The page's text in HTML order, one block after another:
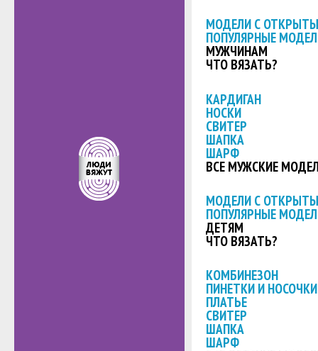
МОДЕЛИ С
ПОПУЛЯРНЫЕ
МУЖЧИНАМ
ЧТО ВЯЗАТЬ?
КАРДИГАН
НОСКИ
СВИТЕР
ШАПКА
ШАРФ
ВСЕ МУЖСКИЕ
МОДЕЛИ С
ПОПУЛЯРНЫЕ
ДЕТЯМ
ЧТО ВЯЗАТЬ?
КОМБИНЕЗОН
ПИНЕТКИ И НОСОЧКИ
ПЛАТЬЕ
СВИТЕР
ШАПКА
ШАРФ